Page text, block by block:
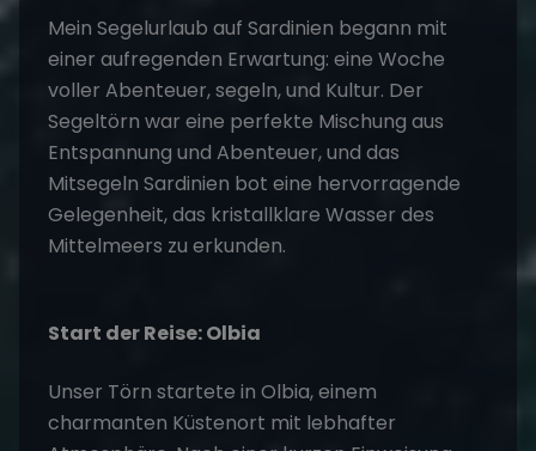
Mein Segelurlaub auf Sardinien begann mit
einer aufregenden Erwartung: eine Woche
voller Abenteuer, segeln, und Kultur. Der
Segeltörn war eine perfekte Mischung aus
Entspannung und Abenteuer, und das
Mitsegeln Sardinien bot eine hervorragende
Gelegenheit, das kristallklare Wasser des
Mittelmeers zu erkunden.
Start der Reise: Olbia
Unser Törn startete in Olbia, einem
charmanten Küstenort mit lebhafter